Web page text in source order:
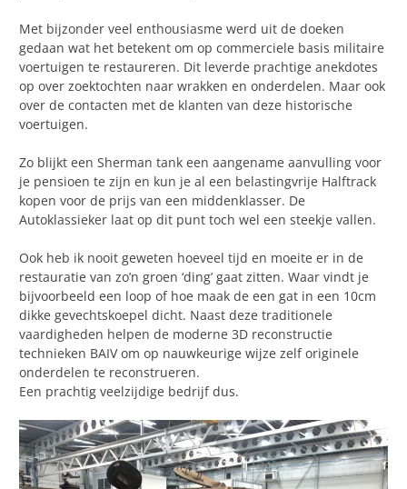
Met bijzonder veel enthousiasme werd uit de doeken
gedaan wat het betekent om op commerciele basis militaire
voertuigen te restaureren. Dit leverde prachtige anekdotes
op over zoektochten naar wrakken en onderdelen. Maar ook
over de contacten met de klanten van deze historische
voertuigen.
Zo blijkt een Sherman tank een aangename aanvulling voor
je pensioen te zijn en kun je al een belastingvrije Halftrack
kopen voor de prijs van een middenklasser. De
Autoklassieker laat op dit punt toch wel een steekje vallen.
Ook heb ik nooit geweten hoeveel tijd en moeite er in de
restauratie van zo’n groen ‘ding’ gaat zitten. Waar vindt je
bijvoorbeeld een loop of hoe maak de een gat in een 10cm
dikke gevechtskoepel dicht. Naast deze traditionele
vaardigheden helpen de moderne 3D reconstructie
technieken BAIV om op nauwkeurige wijze zelf originele
onderdelen te reconstrueren.
Een prachtig veelzijdige bedrijf dus.